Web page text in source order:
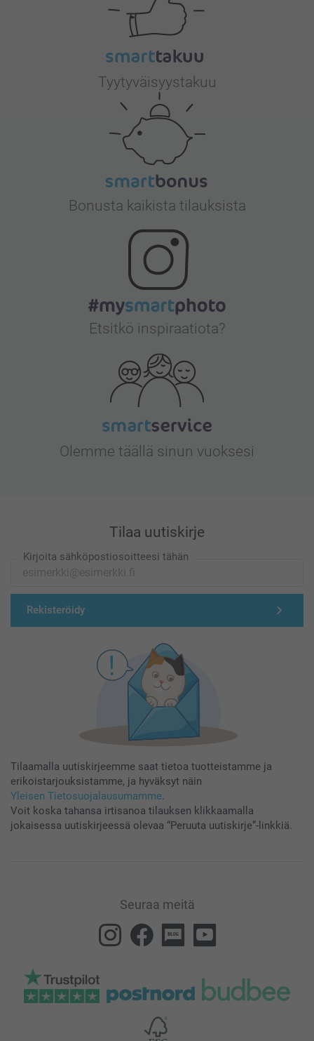
Tyytyväisyystakuu
Bonusta kaikista tilauksista
Etsitkö inspiraatiota?
Olemme täällä sinun vuoksesi
Tilaa uutiskirje
Kirjoita sähköpostiosoitteesi tähän
Rekisteröidy
Tilaamalla uutiskirjeemme saat tietoa tuotteistamme ja
erikoistarjouksistamme, ja hyväksyt näin
Yleisen Tietosuojalausumamme.
Voit koska tahansa irtisanoa tilauksen klikkaamalla
jokaisessa uutiskirjeessä olevaa “Peruuta uutiskirje”-linkkiä.
Seuraa meitä